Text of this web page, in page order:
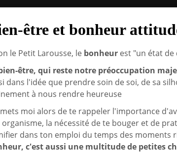
être et bonheur
le Petit Larousse, le bonheur est "un état
être, qui reste notre préoccupation
dans l'idée que prendre soin de soi, de sa
à nous rendre heureuse
moi alors de te rappeler l'importance
la nécessité de te bouger et de
dans ton emploi du temps des moments
c'est aussi une multitude de petites